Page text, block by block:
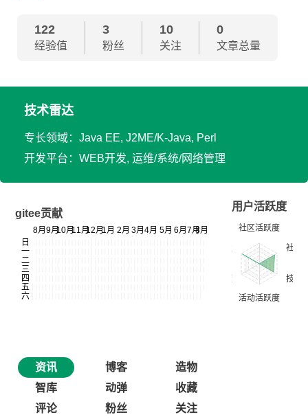
122
经验值
3
粉丝
10
关注
0
文章总量
技术雷达
专长领域：Java EE, J2ME/K-Java, Perl
开发平台：WEB开发, 运维/系统/网络管理
gitee贡献
用户活跃度
资讯 博客
造物
智库
动弹
收藏
评论
粉丝 关注